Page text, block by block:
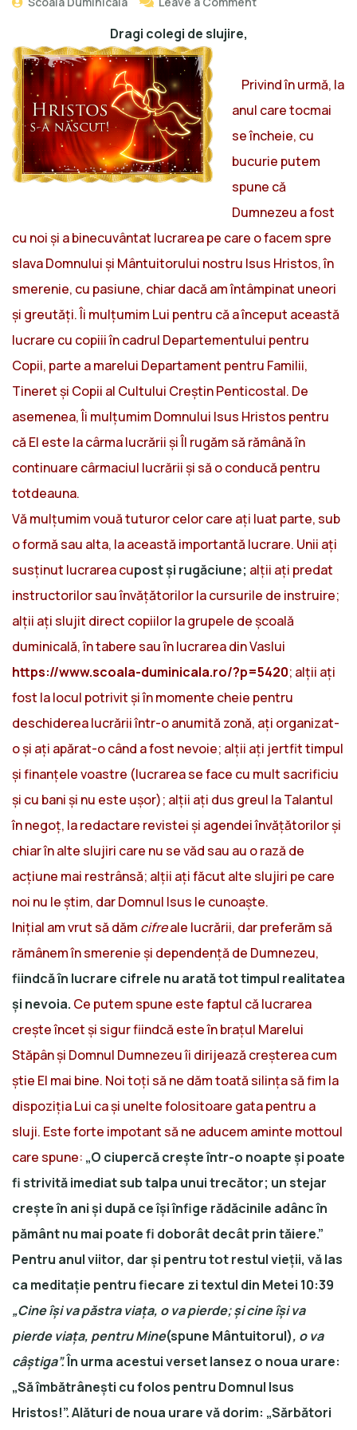
slujire…
Dragi colegi de slujire,
Privind în urmă, la
anul care tocmai
se încheie, cu
bucurie putem
spune că
Dumnezeu a fost
cu noi și a binecuvântat lucrarea pe care o facem spre
slava Domnului și Mântuitorului nostru Isus Hristos, în
smerenie, cu pasiune, chiar dacă am întâmpinat uneori
și greutăți. Îi mulțumim Lui pentru că a început această
lucrare cu copiii în cadrul Departementului pentru
Copii, parte a marelui Departament pentru Familii,
Tineret și Copii al Cultului Creștin Penticostal. De
asemenea, Îi mulțumim Domnului Isus Hristos pentru
că El este la cârma lucrării și Îl rugăm să rămână în
continuare cârmaciul lucrării și să o conducă pentru
totdeauna.
Vă mulțumim vouă tuturor celor care ați luat parte, sub
o formă sau alta, la această importantă lucrare. Unii ați
susținut lucrarea cupost și rugăciune; alții ați predat
instructorilor sau învățătorilor la cursurile de instruire;
alții ați slujit direct copiilor la grupele de școală
duminicală, în tabere sau în lucrarea din Vaslui
https://www.scoala-duminicala.ro/?p=5420; alții ați
fost la locul potrivit și în momente cheie pentru
deschiderea lucrării într-o anumită zonă, ați organizat-
o și ați apărat-o când a fost nevoie; alții ați jertfit timpul
și finanțele voastre (lucrarea se face cu mult sacrificiu
și cu bani și nu este ușor); alții ați dus greul la Talantul
în negoț, la redactare revistei și agendei învățătorilor și
chiar în alte slujiri care nu se văd sau au o rază de
acțiune mai restrânsă; alții ați făcut alte slujiri pe care
noi nu le știm, dar Domnul Isus le cunoaște.
Inițial am vrut să dăm cifreale lucrării, dar preferăm să
rămânem în smerenie și dependență de Dumnezeu,
fiindcă în lucrare cifrele nu arată tot timpul realitatea
și nevoia. Ce putem spune este faptul că lucrarea
crește încet și sigur fiindcă este în brațul Marelui
Stăpân și Domnul Dumnezeu îi dirijează creșterea cum
știe El mai bine. Noi toți să ne dăm toată silința să fim la
dispoziția Lui ca și unelte folositoare gata pentru a
sluji. Este forte impotant să ne aducem aminte mottoul
care spune: „O ciupercă crește într-o noapte și poate
fi strivită imediat sub talpa unui trecător; un stejar
crește în ani și după ce își înfige rădăcinile adânc în
pământ nu mai poate fi doborât decât prin tăiere.”
Pentru anul viitor, dar și pentru tot restul vieții, vă las
ca meditație pentru fiecare zi textul din Metei 10:39
„Cine își va păstra viața, o va pierde; și cine își va
pierde viața, pentru Mine(spune Mântuitorul), o va
câștiga”.În urma acestui verset lansez o noua urare:
„Să îmbătrânești cu folos pentru Domnul Isus
Hristos!”.Alături de noua urare vă dorim: „Sărbători